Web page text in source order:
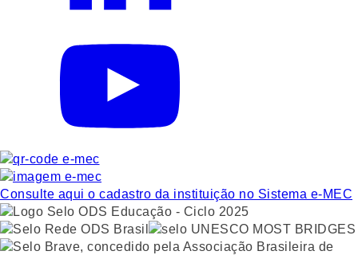
Consulte aqui o cadastro da instituição no Sistema e-MEC